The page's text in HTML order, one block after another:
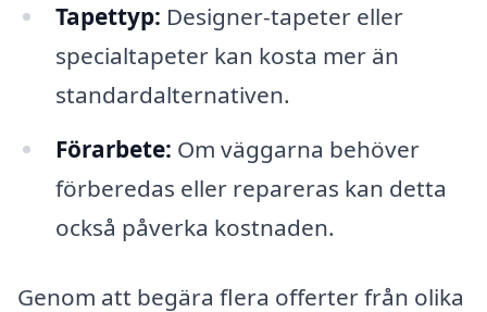
Tapettyp: Designer-tapeter eller
specialtapeter kan kosta mer än
standardalternativen.
Förarbete: Om väggarna behöver
förberedas eller repareras kan detta
också påverka kostnaden.
Genom att begära flera offerter från olika